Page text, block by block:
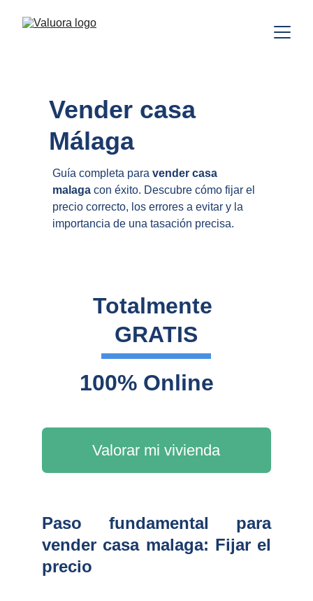
Vender casa
Málaga
Guía completa para vender casa
malaga con éxito. Descubre cómo fijar el
precio correcto, los errores a evitar y la
importancia de una tasación precisa.
Totalmente
GRATIS
Valorar mi vivienda
100% Online
Paso fundamental para
vender casa malaga: Fijar el
precio